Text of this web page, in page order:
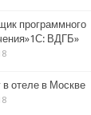
программного
ВДГБ»
в отеле в Москве